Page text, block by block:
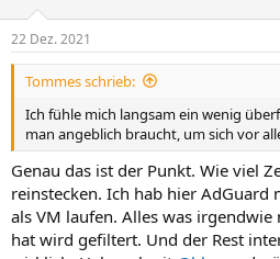
e
n
22 Dez. 2021
Tommes schrieb:
Ich fühle mich langsam ein wenig
man angeblich braucht, um sich vor
Genau das ist der Punkt. Wie viel
reinstecken. Ich hab hier AdGuard
als VM laufen. Alles was
hat wird gefiltert. Und der Rest